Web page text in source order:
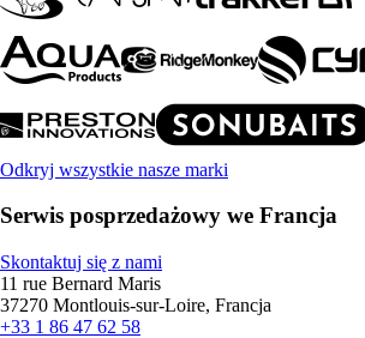
Odkryj wszystkie nasze marki
Serwis posprzedażowy we Francja
Skontaktuj się z nami
11 rue Bernard Maris
37270 Montlouis-sur-Loire, Francja
+33 1 86 47 62 58